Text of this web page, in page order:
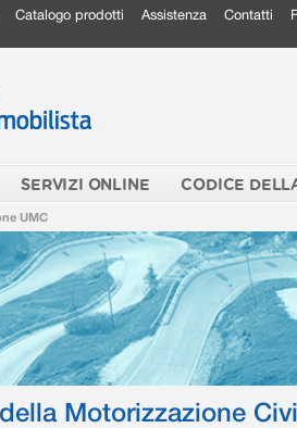
Catalogo prodotti Assistenza Contatti
SERVIZI ONLINE CODICE
UMC
Motorizzazione